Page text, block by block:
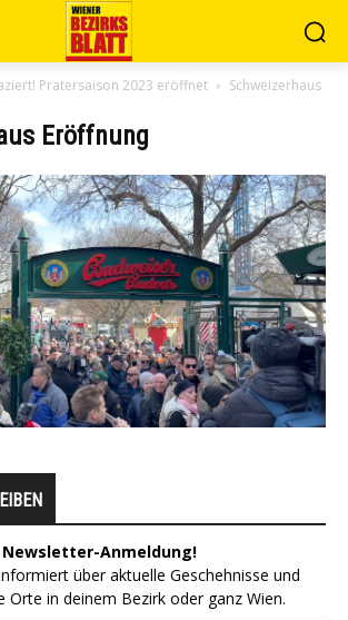
Pratersaison 2023 eröffnet
Schweizerhaus
Eröffnung
Newsletter-Anmeldung!
über aktuelle Geschehnisse und
Orte in deinem Bezirk oder ganz Wien.